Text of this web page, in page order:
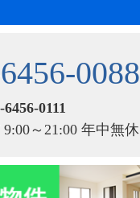
0088
0111
～21:00 年中無休